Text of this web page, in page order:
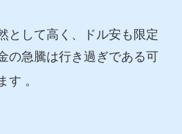
として高く、ドル安も限定
の急騰は行き過ぎである可
す 。